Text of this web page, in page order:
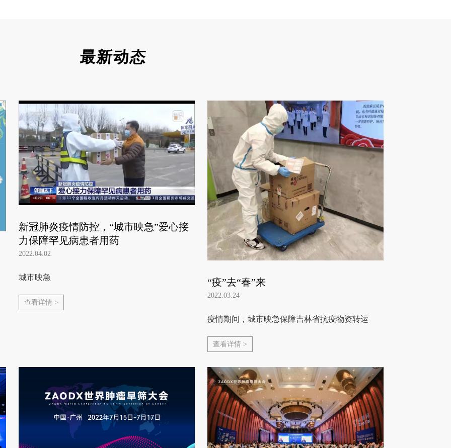
最新动态
新冠肺炎疫情防控，“城市映急”爱心接
力保障罕见病患者用药
2022.04.02
城市映急
查看详情 >
“疫”去“春”来
2022.03.24
疫情期间，城市映急保障吉林省抗疫物资转运
查看详情 >